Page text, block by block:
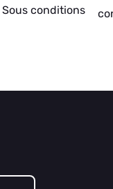
Sous conditions